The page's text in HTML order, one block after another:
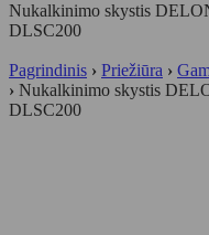
Nukalkinimo skystis
DLSC200
Pagrindinis › Priežiūra ›
› Nukalkinimo skystis
DLSC200